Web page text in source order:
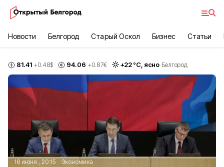
Новости Белгород Старый Оскол Бизнес Статьи
81.41 +0.48$ 94.06 +0.87€ +22°С, ясно Белгород
18 июня , 20:15
Экономика